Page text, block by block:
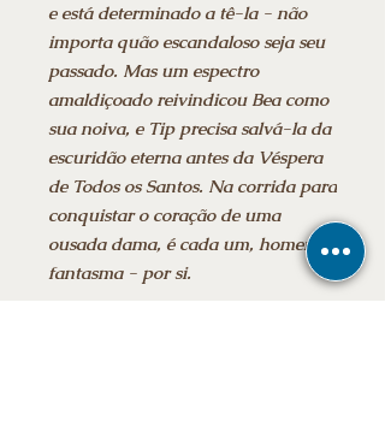
e está determinado a tê-la - não
importa quão escandaloso seja seu
passado. Mas um espectro
amaldiçoado reivindicou Bea como
sua noiva, e Tip precisa salvá-la da
escuridão eterna antes da Véspera
de Todos os Santos. Na corrida para
conquistar o coração de uma
ousada dama, é cada um, homem e
fantasma - por si.